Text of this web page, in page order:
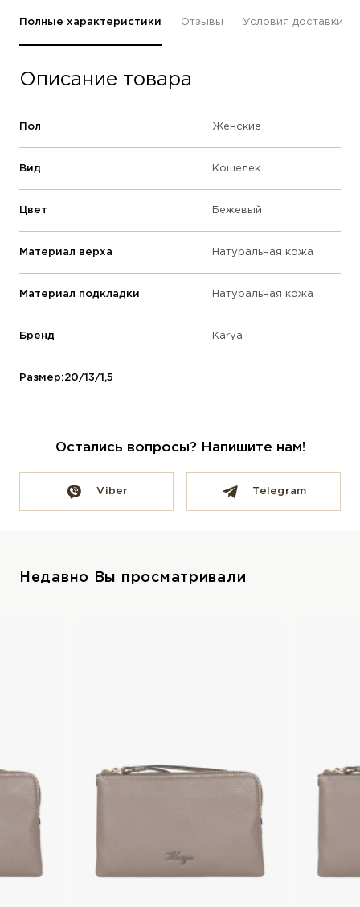
Полные характеристики Отзывы Условия доставки
Описание товара
Пол Женские
Вид Кошелек
Цвет Бежевый
Материал верха Натуральная кожа
Материал подкладки Натуральная кожа
Бренд Karya
Размер:20/13/1,5
Остались вопросы? Напишите нам!
Viber Telegram
Недавно Вы просматривали